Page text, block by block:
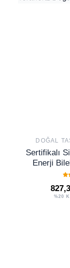
DOĞAL
Sertifikalı
Enerji
%20